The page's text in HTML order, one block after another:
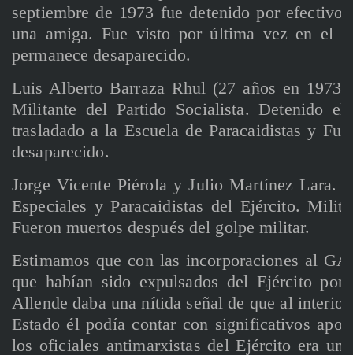
septiembre de 1973 fue detenido por
una amiga. Fue visto por última vez en el
permanece desaparecido.
Luis Alberto Barraza Rhul (27 años en
Militante del Partido Socialista. Detenido
trasladado a la Escuela de Paracaidistas y
desaparecido.
Jorge Vicente Piérola y Julio Martínez Lara.
Especiales y Paracaidistas del Ejército.
Fueron muertos después del golpe militar.
Estimamos que con las incorporaciones al
que habían sido expulsados del Ejército por
Allende daba una nítida señal de que al
Estado él podía contar con significativos
los oficiales antimarxistas del Ejército era